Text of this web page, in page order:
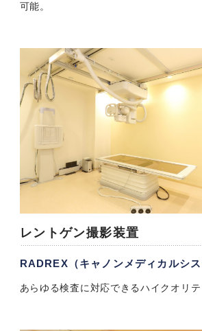
可能。
レントゲン撮影装置
RADREX（キャノンメディカルシス
あらゆる検査に対応できるハイクオリテ